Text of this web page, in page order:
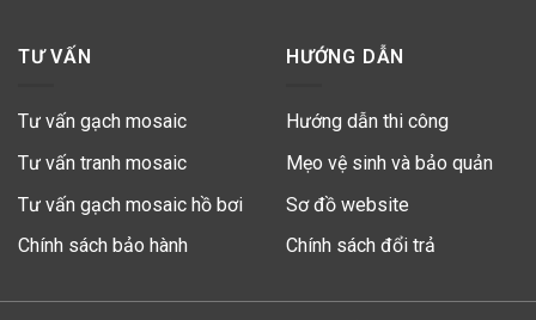
TƯ VẤN
Tư vấn gạch mosaic
Tư vấn tranh mosaic
Tư vấn gạch mosaic hồ bơi
Chính sách bảo hành
HƯỚNG DẪN
Hướng dẫn thi công
Mẹo vệ sinh và bảo quản
Sơ đồ website
Chính sách đổi trả